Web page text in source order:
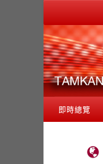
即時總覽